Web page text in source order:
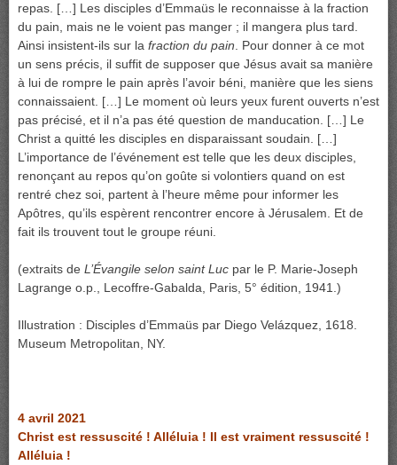
repas. […] Les disciples d’Emmaüs le reconnaisse à la fraction
du pain, mais ne le voient pas manger ; il mangera plus tard.
Ainsi insistent-ils sur la fraction du pain . Pour donner à ce mot
un sens précis, il suffit de supposer que Jésus avait sa manière
à lui de rompre le pain après l’avoir béni, manière que les siens
connaissaient. […] Le moment où leurs yeux furent ouverts n’est
pas précisé, et il n’a pas été question de manducation. […] Le
Christ a quitté les disciples en disparaissant soudain. […]
L’importance de l’événement est telle que les deux disciples,
renonçant au repos qu’on goûte si volontiers quand on est
rentré chez soi, partent à l’heure même pour informer les
Apôtres, qu’ils espèrent rencontrer encore à Jérusalem. Et de
fait ils trouvent tout le groupe réuni.
(extraits de L’Évangile selon saint Luc par le P. Marie-Joseph
Lagrange o.p., Lecoffre-Gabalda, Paris, 5° édition, 1941.)
Illustration : Disciples d’Emmaüs par Diego Velázquez, 1618.
Museum Metropolitan, NY.
4 avril 2021
Christ est ressuscité ! Alléluia ! Il est vraiment ressuscité !
Alléluia !